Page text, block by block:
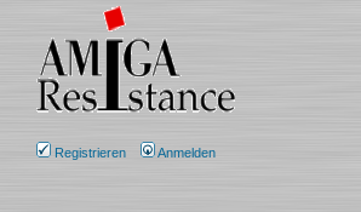
Registrieren Anmelden